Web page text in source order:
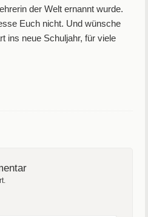
der Welt ernannt wurde.
Euch nicht. Und wünsche
ins neue Schuljahr, für viele